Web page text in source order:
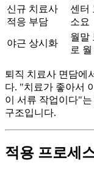
신규 치료사
적응 부담
센터
소요
야근 상시화
월말
로
퇴직 치료사 면담에
다. "치료가 좋아서
이 서류 작업이다"
구조입니다.
적용 프로세